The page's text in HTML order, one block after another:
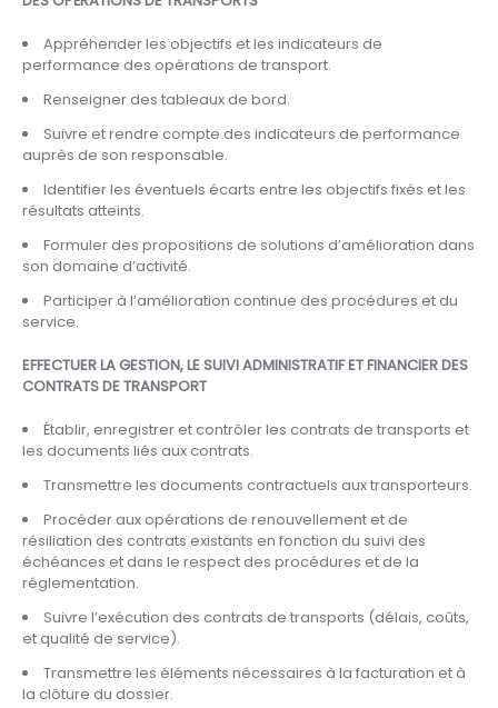
Appréhender les objectifs et les indicateurs de
performance des opérations de transport.
Renseigner des tableaux de bord.
Suivre et rendre compte des indicateurs de performance
auprès de son responsable.
Identifier les éventuels écarts entre les objectifs fixés et les
résultats atteints.
Formuler des propositions de solutions d’amélioration dans
son domaine d’activité.
Participer à l’amélioration continue des procédures et du
service.
EFFECTUER LA GESTION, LE SUIVI ADMINISTRATIF ET FINANCIER DES
CONTRATS DE TRANSPORT
Établir, enregistrer et contrôler les contrats de transports et
les documents liés aux contrats.
Transmettre les documents contractuels aux transporteurs.
Procéder aux opérations de renouvellement et de
résiliation des contrats existants en fonction du suivi des
échéances et dans le respect des procédures et de la
réglementation.
Suivre l’exécution des contrats de transports (délais, coûts,
et qualité de service).
Transmettre les éléments nécessaires à la facturation et à
la clôture du dossier.